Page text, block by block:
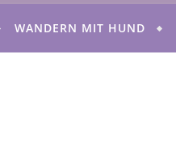
WANDERN MIT HUND